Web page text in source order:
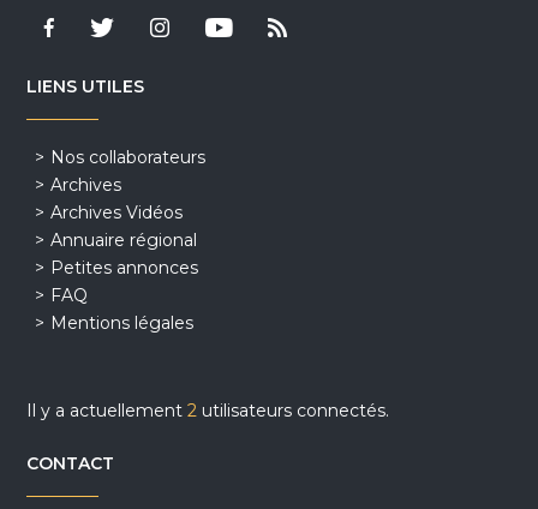
LIENS UTILES
Nos collaborateurs
Archives
Archives Vidéos
Annuaire régional
Petites annonces
FAQ
Mentions légales
Il y a actuellement2 utilisateurs connectés.
CONTACT